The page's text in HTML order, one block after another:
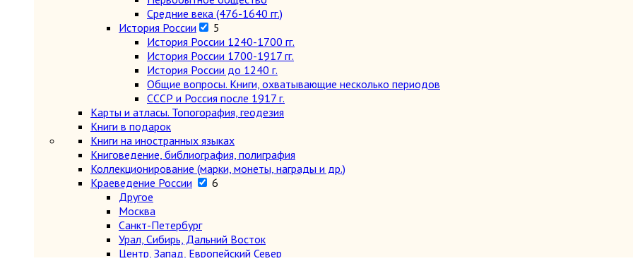
Средние века (476-1640 гг.)
История России
5
История России 1240-1700 гг.
История России 1700-1917 гг.
История России до 1240 г.
Общие вопросы. Книги, охватывающие несколько периодов
СССР и Россия после 1917 г.
Карты и атласы. Топогорафия, геодезия
Книги в подарок
Книги на иностранных языках
Книговедение, библиография, полиграфия
Коллекционирование (марки, монеты, награды и др.)
Краеведение России
6
Другое
Москва
Санкт-Петербург
Урал, Сибирь, Дальний Восток
Центр, Запад, Европейский Север